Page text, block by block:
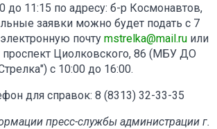
до 11:15 по адресу: б-р Космонавтов,
заявки можно будет подать с 7
почту mstrelka@mail.ru или
проспект Циолковского, 86 (МБУ ДО
с 10:00 до 16:00.
для справок: 8 (8313) 32-33-35
пресс-службы администрации г.